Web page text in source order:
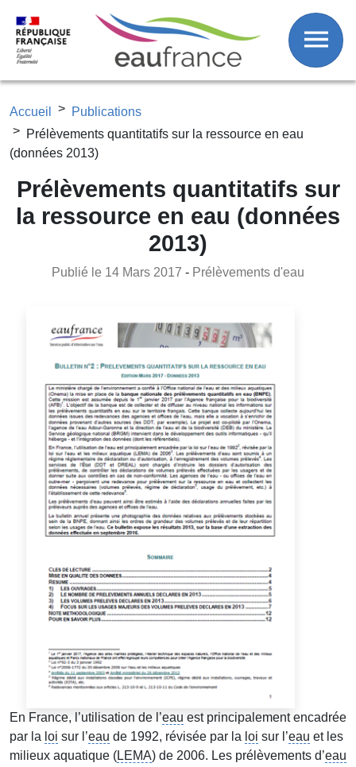
Aller au contenu principal
Fil d'Ariane
Accueil
Publications
Prélèvements quantitatifs sur la ressource en eau
(données 2013)
Prélèvements quantitatifs sur
la ressource en eau (données
2013)
Publié le 14 Mars 2017 - Prélèvements d'eau
En France, l’utilisation de l’eau est principalement encadrée
par la loi sur l’eau de 1992, révisée par la loi sur l’eau et les
milieux aquatique (LEMA) de 2006. Les prélèvements d’eau